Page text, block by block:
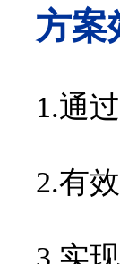
方案
1.通
2.有
3.实